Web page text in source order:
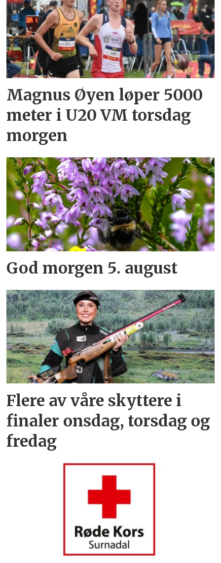
Magnus Øyen løper 5000
meter i U20 VM torsdag
morgen
God morgen 5. august
Flere av våre skyttere i
finaler onsdag, torsdag og
fredag